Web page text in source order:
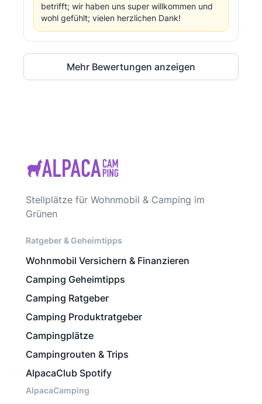
betrifft; wir haben uns super willkommen und
wohl gefühlt; vielen herzlichen Dank!
Mehr Bewertungen anzeigen
Stellplätze für Wohnmobil & Camping im
Grünen
Ratgeber & Geheimtipps
Wohnmobil Versichern & Finanzieren
Camping Geheimtipps
Camping Ratgeber
Camping Produktratgeber
Campingplätze
Campingrouten & Trips
AlpacaClub Spotify
AlpacaCamping